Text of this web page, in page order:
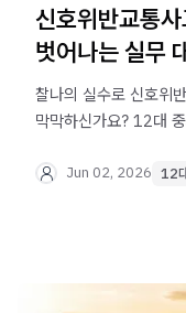
신호위반교통
벗어나는 실무
찰나의 실수로 신호위
막막하신가요? 12대
음주교통대응TF팀에
Jun 02, 2026 12